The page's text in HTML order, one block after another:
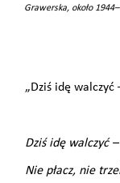
Grawerska, około
„Dziś idę
Dziś idę walczyć
Nie płacz, nie